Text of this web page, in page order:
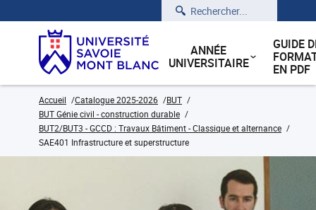
Rechercher
ANNÉE
UNIVERSITAIRE
GUIDE
EN PDF
Accueil Catalogue 2025-2026
BUT
BUT Génie civil - construction durable
BUT2/BUT3 - GCCD : Travaux Bâtiment - Classique et alternance
SAE401 Infrastructure et superstructure